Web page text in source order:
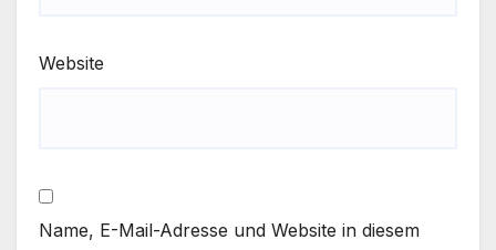
Website
Name, E-Mail-Adresse und Website in diesem